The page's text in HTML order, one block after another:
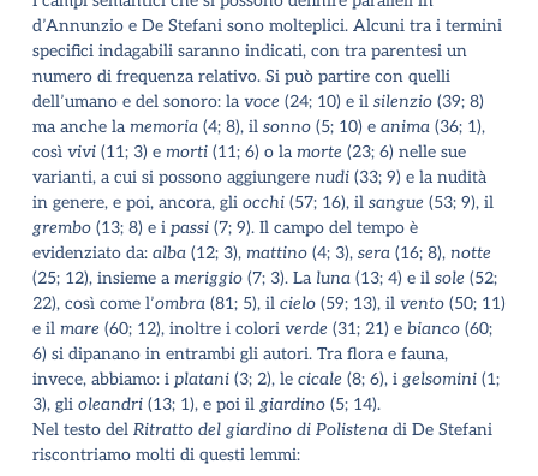
d’Annunzio e De Stefani sono molteplici. Alcuni tra i termini
specifici indagabili saranno indicati, con tra parentesi un
numero di frequenza relativo. Si può partire con quelli
dell’umano e del sonoro: la voce (24; 10) e il silenzio(39; 8)
ma anche la memoria(4; 8), il sonno(5; 10) e anima(36; 1),
così vivi(11; 3) e morti(11; 6) o la morte (23; 6) nelle sue
varianti, a cui si possono aggiungere nudi(33; 9) e la nudità
in genere, e poi, ancora, gli occhi(57; 16), il sangue (53; 9), il
grembo(13; 8) e i passi(7; 9). Il campo del tempo è
evidenziato da: alba(12; 3), mattino(4; 3), sera(16; 8), notte
(25; 12), insieme a meriggio(7; 3). La luna(13; 4) e il sole (52;
22), così come l’ombra(81; 5), il cielo(59; 13), il vento(50; 11)
e il mare (60; 12), inoltre i colori verde (31; 21) e bianco(60;
6) si dipanano in entrambi gli autori. Tra flora e fauna,
invece, abbiamo: i platani(3; 2), le cicale (8; 6), i gelsomini(1;
3), gli oleandri(13; 1), e poi il giardino(5; 14).
Nel testo del Ritratto del giardino di Polistenadi De Stefani
riscontriamo molti di questi lemmi: